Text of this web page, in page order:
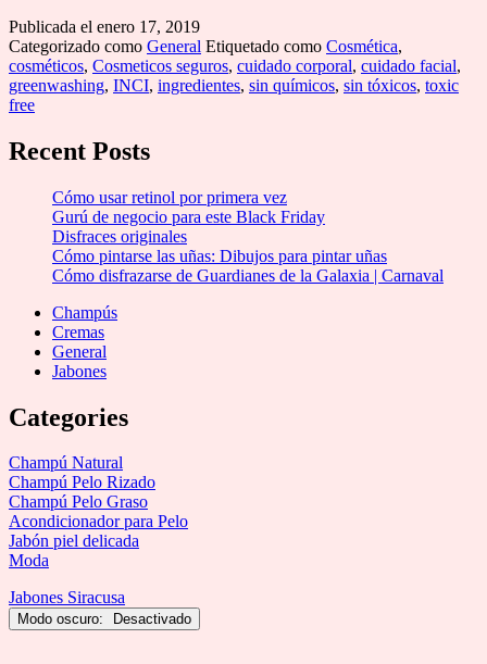
seguros?
Publicada el enero 17, 2019
Categorizado como General Etiquetado como Cosmética,
cosméticos, Cosmeticos seguros, cuidado corporal, cuidado facial,
greenwashing, INCI, ingredientes, sin químicos, sin tóxicos, toxic
free
Recent Posts
Cómo usar retinol por primera vez
Gurú de negocio para este Black Friday
Disfraces originales
Cómo pintarse las uñas: Dibujos para pintar uñas
Cómo disfrazarse de Guardianes de la Galaxia | Carnaval
Champús
Cremas
General
Jabones
Categories
Champú Natural
Champú Pelo Rizado
Champú Pelo Graso
Acondicionador para Pelo
Jabón piel delicada
Moda
Jabones Siracusa
Modo oscuro: